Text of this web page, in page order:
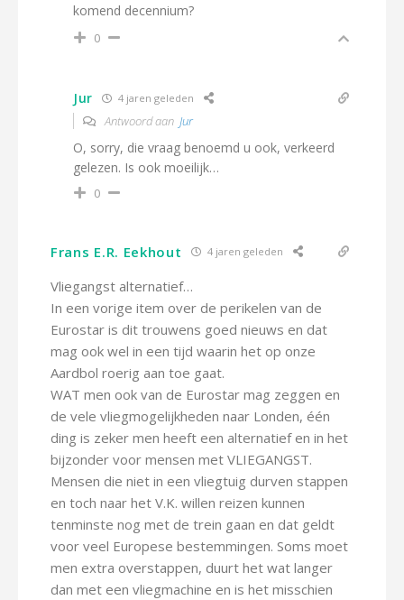
komend decennium?
0
Jur 4 jaren geleden
Antwoord aan Jur
O, sorry, die vraag benoemd u ook, verkeerd
gelezen. Is ook moeilijk…
0
Frans E.R. Eekhout 4 jaren geleden
Vliegangst alternatief…
In een vorige item over de perikelen van de
Eurostar is dit trouwens goed nieuws en dat
mag ook wel in een tijd waarin het op onze
Aardbol roerig aan toe gaat.
WAT men ook van de Eurostar mag zeggen en
de vele vliegmogelijkheden naar Londen, één
ding is zeker men heeft een alternatief en in het
bijzonder voor mensen met VLIEGANGST.
Mensen die niet in een vliegtuig durven stappen
en toch naar het V.K. willen reizen kunnen
tenminste nog met de trein gaan en dat geldt
voor veel Europese bestemmingen. Soms moet
men extra overstappen, duurt het wat langer
dan met een vliegmachine en is het misschien